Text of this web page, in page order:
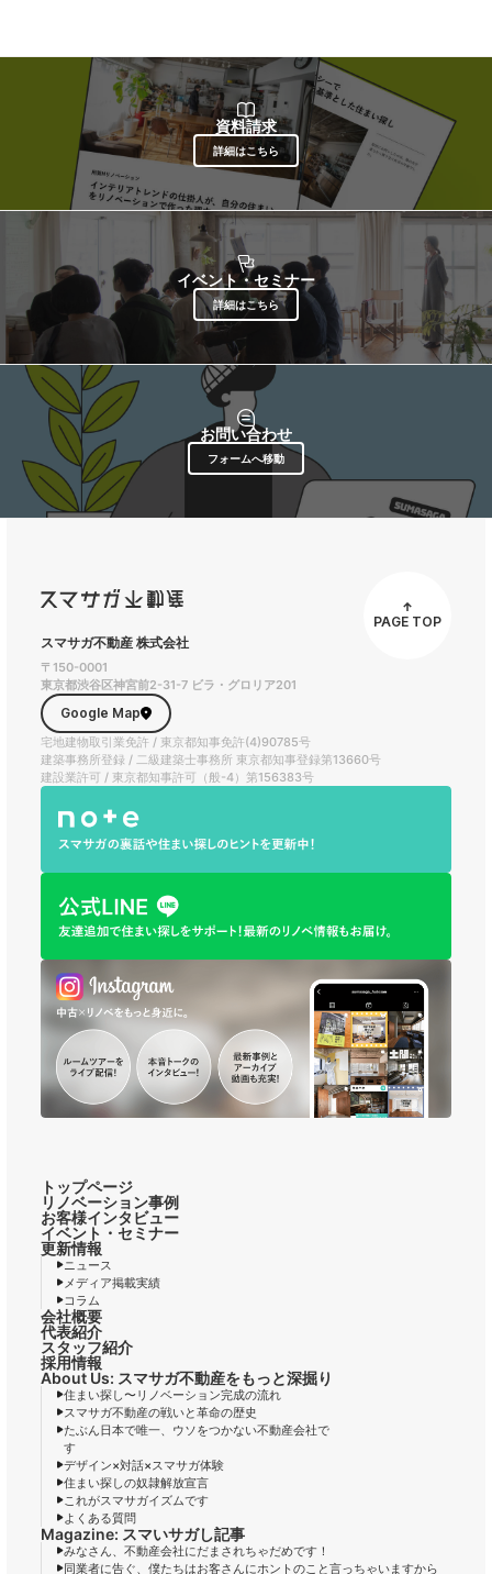
資料請求
詳細はこちら
イベント・セミナー
詳細はこちら
お問い合わせ
フォームへ移動
PAGE TOP
スマサガ不動産 株式会社
〒150-0001
東京都渋谷区神宮前2-31-7 ビラ・グロリア201
Google Map
宅地建物取引業免許 / 東京都知事免許(4)90785号
建築事務所登録 / 二級建築士事務所 東京都知事登録第13660号
建設業許可 / 東京都知事許可（般-4）第156383号
トップページ
リノベーション事例
お客様インタビュー
イベント・セミナー
更新情報
ニュース
メディア掲載実績
コラム
会社概要
代表紹介
スタッフ紹介
採用情報
About Us: スマサガ不動産をもっと深掘り
住まい探し〜リノベーション完成の流れ
スマサガ不動産の戦いと革命の歴史
たぶん日本で唯一、ウソをつかない不動産会社で
す
デザイン×対話×スマサガ体験
住まい探しの奴隷解放宣言
これがスマサガイズムです
よくある質問
Magazine: スマいサガし記事
みなさん、不動産会社にだまされちゃだめです！
同業者に告ぐ、僕たちはお客さんにホントのこと言っちゃいますから